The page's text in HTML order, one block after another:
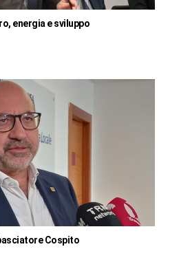
energia e sviluppo
Cospito